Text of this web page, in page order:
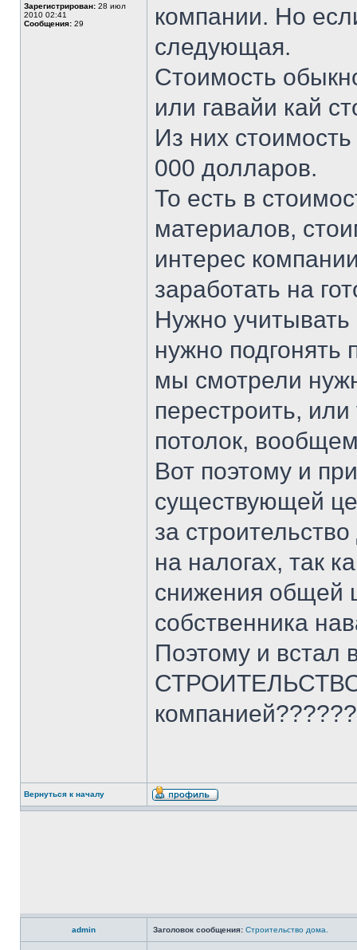
Зарегистрирован: 28 июл
2010 02:41
Сообщения: 29
компании. Но
следующая.
Стоимость
или гавайи кай
Из них
000 долларов.
То есть в
материалов,
интерес
заработать на
Нужно
нужно подгонять
мы смотрели
перестроить,
потолок,
Вот поэтому и
существующей
за
на налогах, так
снижения общей
собственника
Поэтому и
Вернуться к началу
admin Заголовок сообщения: Строительство дома.